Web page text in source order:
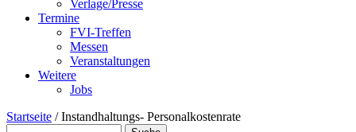
Verlage/Presse
Termine
FVI-Treffen
Messen
Veranstaltungen
Weitere
Jobs
Startseite /Instandhaltungs- Personalkostenrate